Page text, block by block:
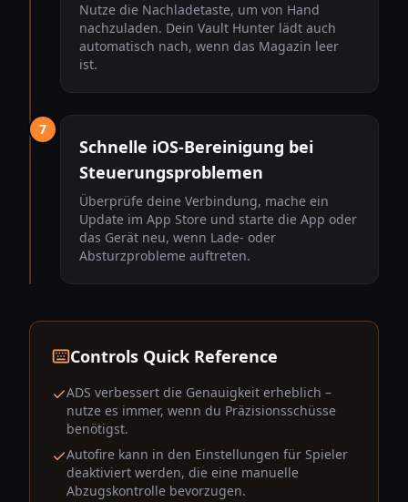
Nutze die Nachladetaste, um von Hand
nachzuladen. Dein Vault Hunter lädt auch
automatisch nach, wenn das Magazin leer
ist.
7
Schnelle iOS-Bereinigung bei
Steuerungsproblemen
Überprüfe deine Verbindung, mache ein
Update im App Store und starte die App oder
das Gerät neu, wenn Lade- oder
Absturzprobleme auftreten.
Controls Quick Reference
ADS verbessert die Genauigkeit erheblich –
nutze es immer, wenn du Präzisionsschüsse
benötigst.
Autofire kann in den Einstellungen für Spieler
deaktiviert werden, die eine manuelle
Abzugskontrolle bevorzugen.